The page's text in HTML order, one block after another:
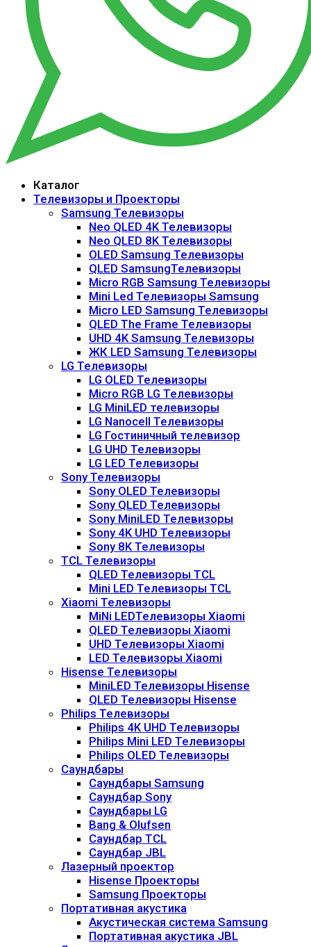
Каталог
Телевизоры и Проекторы
Samsung Телевизоры
Neo QLED 4K Телевизоры
Neo QLED 8K Телевизоры
OLED Samsung Телевизоры
QLED SamsungТелевизоры
Micro RGB Samsung Телевизоры
Mini Led Телевизоры Samsung
Micro LED Samsung Телевизоры
QLED The Frame Телевизоры
UHD 4K Samsung Телевизоры
ЖК LED Samsung Телевизоры
LG Телевизоры
LG OLED Телевизоры
Micro RGB LG Телевизоры
LG MiniLED телевизоры
LG Nanocell Телевизоры
LG Гостиничный телевизор
LG UHD Телевизоры
LG LED Телевизоры
Sony Телевизоры
Sony OLED Телевизоры
Sony QLED Телевизоры
Sony MiniLED Телевизоры
Sony 4K UHD Телевизоры
Sony 8K Телевизоры
TCL Телевизоры
QLED Телевизоры TCL
Mini LED Телевизоры TCL
Xiaomi Телевизоры
MiNi LEDТелевизоры Xiaomi
QLED Телевизоры Xiaomi
UHD Телевизоры Xiaomi
LED Телевизоры Xiaomi
Hisense Телевизоры
MiniLED Телевизоры Hisense
QLED Телевизоры Hisense
Philips Телевизоры
Philips 4K UHD Телевизоры
Philips Mini LED Телевизоры
Philips OLED Телевизоры
Саундбары
Саундбары Samsung
Саундбар Sony
Саундбары LG
Bang & Olufsen
Саундбар TCL
Саундбар JBL
Лазерный проектор
Hisense Проекторы
Samsung Проекторы
Портативная акустика
Акустическая система Samsung
Портативная акустика JBL